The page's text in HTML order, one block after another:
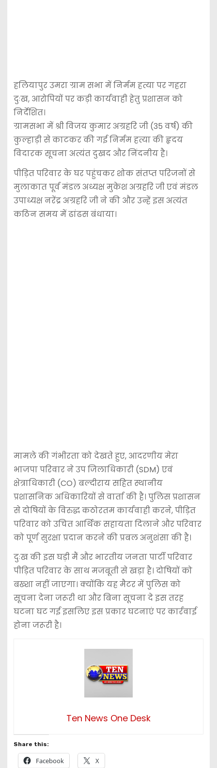
हलियापुर उमरा ग्राम सभा में निर्मम हत्या पर गहरा
दुःख, आरोपियों पर कड़ी कार्यवाही हेतु प्रशासन को
निर्देशित।
ग्रामसभा में श्री विजय कुमार अग्रहरि जी (35 वर्ष) की
कुल्हाड़ी से काटकर की गई निर्मम हत्या की हृदय
विदारक सूचना अत्यंत दुखद और निंदनीय है।
पीड़ित परिवार के घर पहुंचकर शोक संतप्त परिजनों से
मुलाकात पूर्व मंडल अध्यक्ष मुकेश अग्रहरि जी एवं मंडल
उपाध्यक्ष नरेंद्र अग्रहरि जी ने की और उन्हें इस अत्यंत
कठिन समय में ढांढस बंधाया।
मामले की गंभीरता को देखते हुए, आदरणीय मेरा
भाजपा परिवार ने उप जिलाधिकारी (SDM) एवं
क्षेत्राधिकारी (CO) बल्दीराय सहित स्थानीय
प्रशासनिक अधिकारियों से वार्ता की है। पुलिस प्रशासन
से दोषियों के विरुद्ध कठोरतम कार्यवाही करने, पीड़ित
परिवार को उचित आर्थिक सहायता दिलाने और परिवार
को पूर्ण सुरक्षा प्रदान करने की प्रबल अनुशंसा की है।
दुःख की इस घड़ी मैं और भारतीय जनता पार्टी परिवार
पीड़ित परिवार के साथ मजबूती से खड़ा है। दोषियों को
बख्शा नहीं जाएगा। क्योंकि यह मैटर में पुलिस को
सूचना देना जरूरी था और बिना सूचना दे इस तरह
घटना घट गई इसलिए इस प्रकार घटनाएं पर कार्रवाई
होना जरूरी है।
Ten News One Desk
Share this:
Facebook X